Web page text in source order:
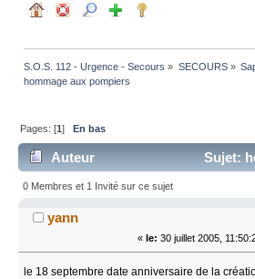
S.O.S. 112 - Urgence - Secours » SECOURS»
hommage aux pompiers
Pages: [1]En bas
Auteur
Sujet:
pompiers (Lu 8103 fois)
0 Membres et 1 Invité sur ce sujet
yann
« le: 30 juillet 2005,
le 18 septembre date anniversaire de la